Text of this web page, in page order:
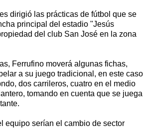
dirigió las prácticas de fútbol que se
principal del estadio "Jesús
del club San José en la zona
Ferrufino moverá algunas fichas,
a su juego tradicional, en este caso
dos carrileros, cuatro en el medio
tomando en cuenta que se juega
equipo serían el cambio de sector